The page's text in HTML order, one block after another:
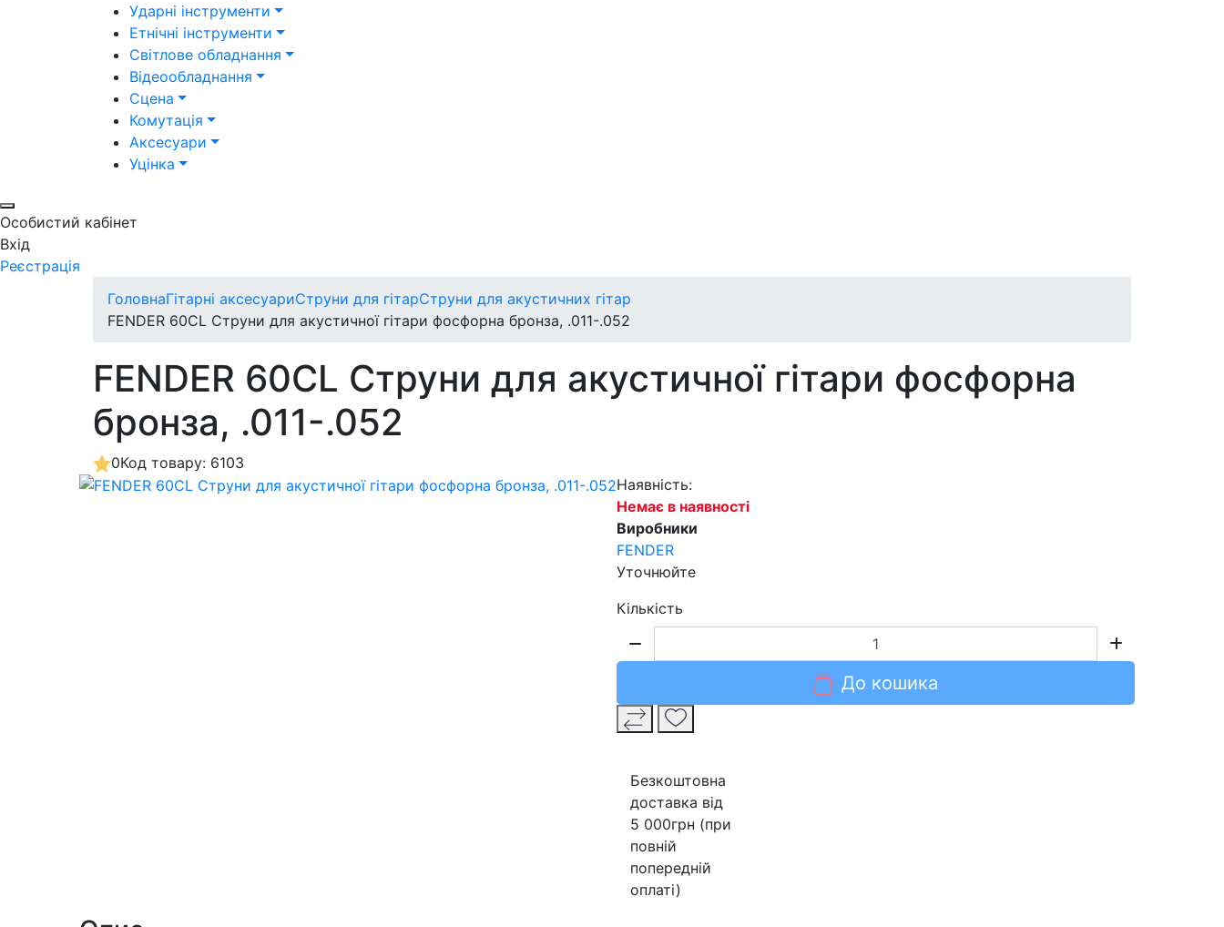
Ударні інструменти
Етнічні інструменти
Світлове обладнання
Відеообладнання
Сцена
Комутація
Аксесуари
Уцінка
Особистий кабінет
Вхід
Реєстрація
ГоловнаГітарні аксесуариСтруни для гітарСтруни для акустичних гітар
FENDER 60CL Струни для акустичної гітари фосфорна бронза, .011-.052
FENDER 60CL Струни для акустичної гітари фосфорна
бронза, .011-.052
0Код товару: 6103
Наявність:
Немає в наявності
Виробники
FENDER
Уточнюйте
Кількість
До кошика
Безкоштовна
доставка від
5 000грн (при
повній
попередній
оплаті)